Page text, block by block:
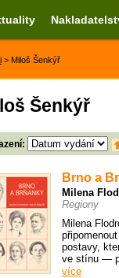
> Miloš Šenkýř
Šenkýř
Brno a
Milena
Regiony
Milena
postavy,
ve stínu —
více